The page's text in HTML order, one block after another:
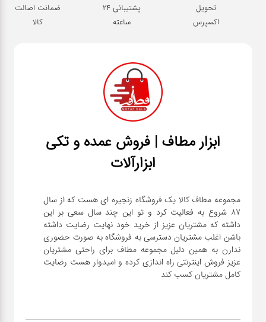
تحویل
اکسپرس
پشتیبانی 24
ساعته
ضمانت اصالت
کالا
ابزار مطاف | فروش عمده و تکی
ابزارآلات
مجموعه مطاف کالا یک فروشگاه زنجیره ای هست که از سال
۸۷ شروع به فعالیت کرد و تو این چند سال سعی بر این
داشته که مشتریان عزیز از خرید خود نهایت رضایت داشته
باشن اغلب مشتریان دسترسی به فروشگاه به صورت حضوری
ندارن به همین دلیل مجموعه مطاف برای راحتی مشتریان
عزیز فروش اینترنتی راه اندازی کرده و امیدوار هست رضایت
کامل مشتریان کسب کند